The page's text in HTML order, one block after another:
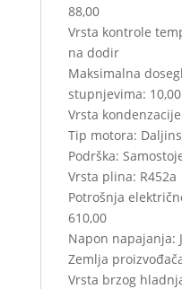
88,00
Vrsta kontrole
na dodir
Maksimalna
stupnjevima: 10,00
Vrsta
Tip motora:
Podrška:
Vrsta plina: R452a
Potrošnja
610,00
Napon napajanja:
Zemlja
Vrsta brzog